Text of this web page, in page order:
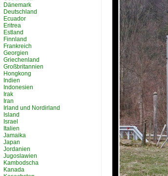
Dänemark
Deutschland
Ecuador
Eritrea
Estland
Finnland
Frankreich
Georgien
Griechenland
Großbritannien
Hongkong
Indien
Indonesien
Irak
Iran
Irland und Nordirland
Island
Israel
Italien
Jamaika
Japan
Jordanien
Jugoslawien
Kambodscha
Kanada